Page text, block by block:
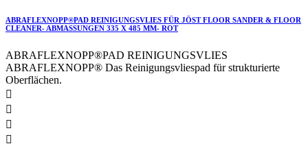
ABRAFLEXNOPP®PAD REINIGUNGSVLIES FÜR JÖST FLOOR SANDER & FLOOR
CLEANER- ABMASSUNGEN 335 X 485 MM- ROT
ABRAFLEXNOPP®PAD REINIGUNGSVLIES
ABRAFLEXNOPP® Das Reinigungsvliespad für strukturierte
Oberflächen.



